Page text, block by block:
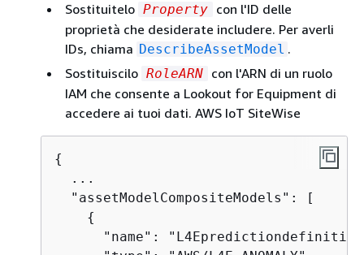
Sostituitelo Property con l'ID delle
proprietà che desiderate includere. Per averli
IDs, chiama DescribeAssetModel .
Sostituiscilo RoleARN con l'ARN di un ruolo
IAM che consente a Lookout for Equipment di
accedere ai tuoi dati. AWS IoT SiteWise
{
  ...
  "assetModelCompositeModels": [
{
"name":